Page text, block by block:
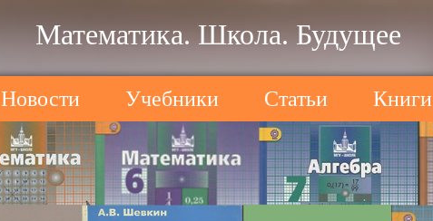
Математика. Школа. Будущее
Новости Учебники Статьи Книги